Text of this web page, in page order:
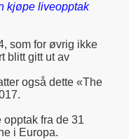
kjøpe liveopptak
som for øvrig ikke
blitt gitt ut av
også dette «The
fra de 31
i Europa.